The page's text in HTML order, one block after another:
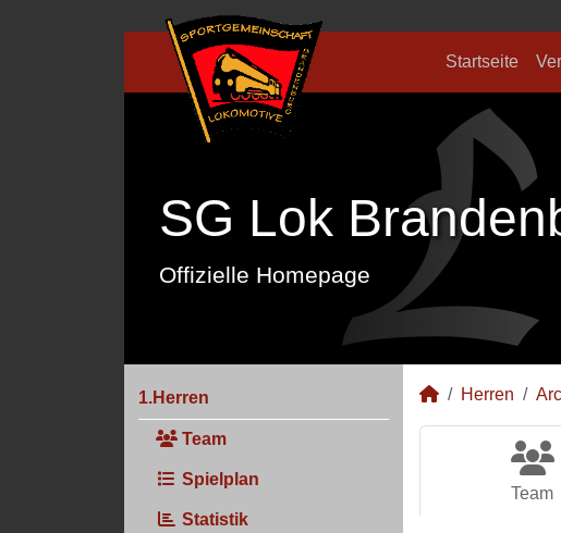
Startseite
SG Lok
Offizielle Homepage
1.Herren
Team
Spielplan
Statistik
Herren
Team